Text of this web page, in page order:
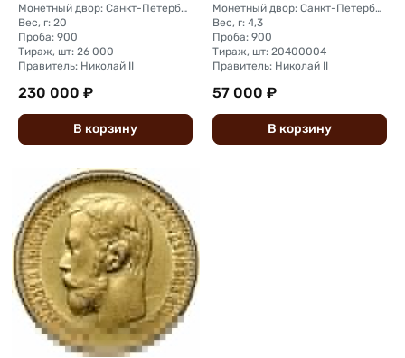
Монетный двор: Санкт-Петербургский монетный двор
Вес, г: 20
Проба: 900
Тираж, шт: 26 000
Правитель: Николай II
230 000 ₽
В корзину
Монетный двор: Санкт-Петербургский монетный двор
Вес, г: 4,3
Проба: 900
Тираж, шт: 20400004
Правитель: Николай II
57 000 ₽
В корзину